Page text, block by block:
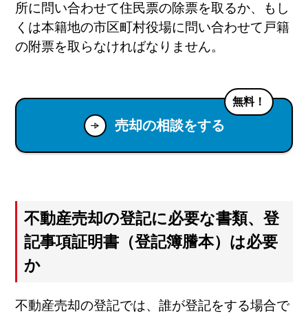
所に問い合わせて住民票の除票を取るか、もし
くは本籍地の市区町村役場に問い合わせて戸籍
の附票を取らなければなりません。
売却の相談をする
無料！
不動産売却の登記に必要な書類、登
記事項証明書（登記簿謄本）は必要
か
不動産売却の登記では、誰が登記をする場合で